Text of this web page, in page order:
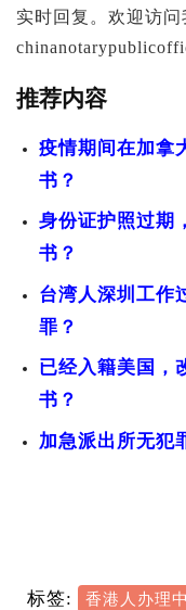
实时回复。欢迎访
推荐内容
疫情期间在加拿
书？
身份证护照过期
书？
台湾人深圳工作
罪？
已经入籍美国，
书？
加急派出所无犯
标签: 香港人办理